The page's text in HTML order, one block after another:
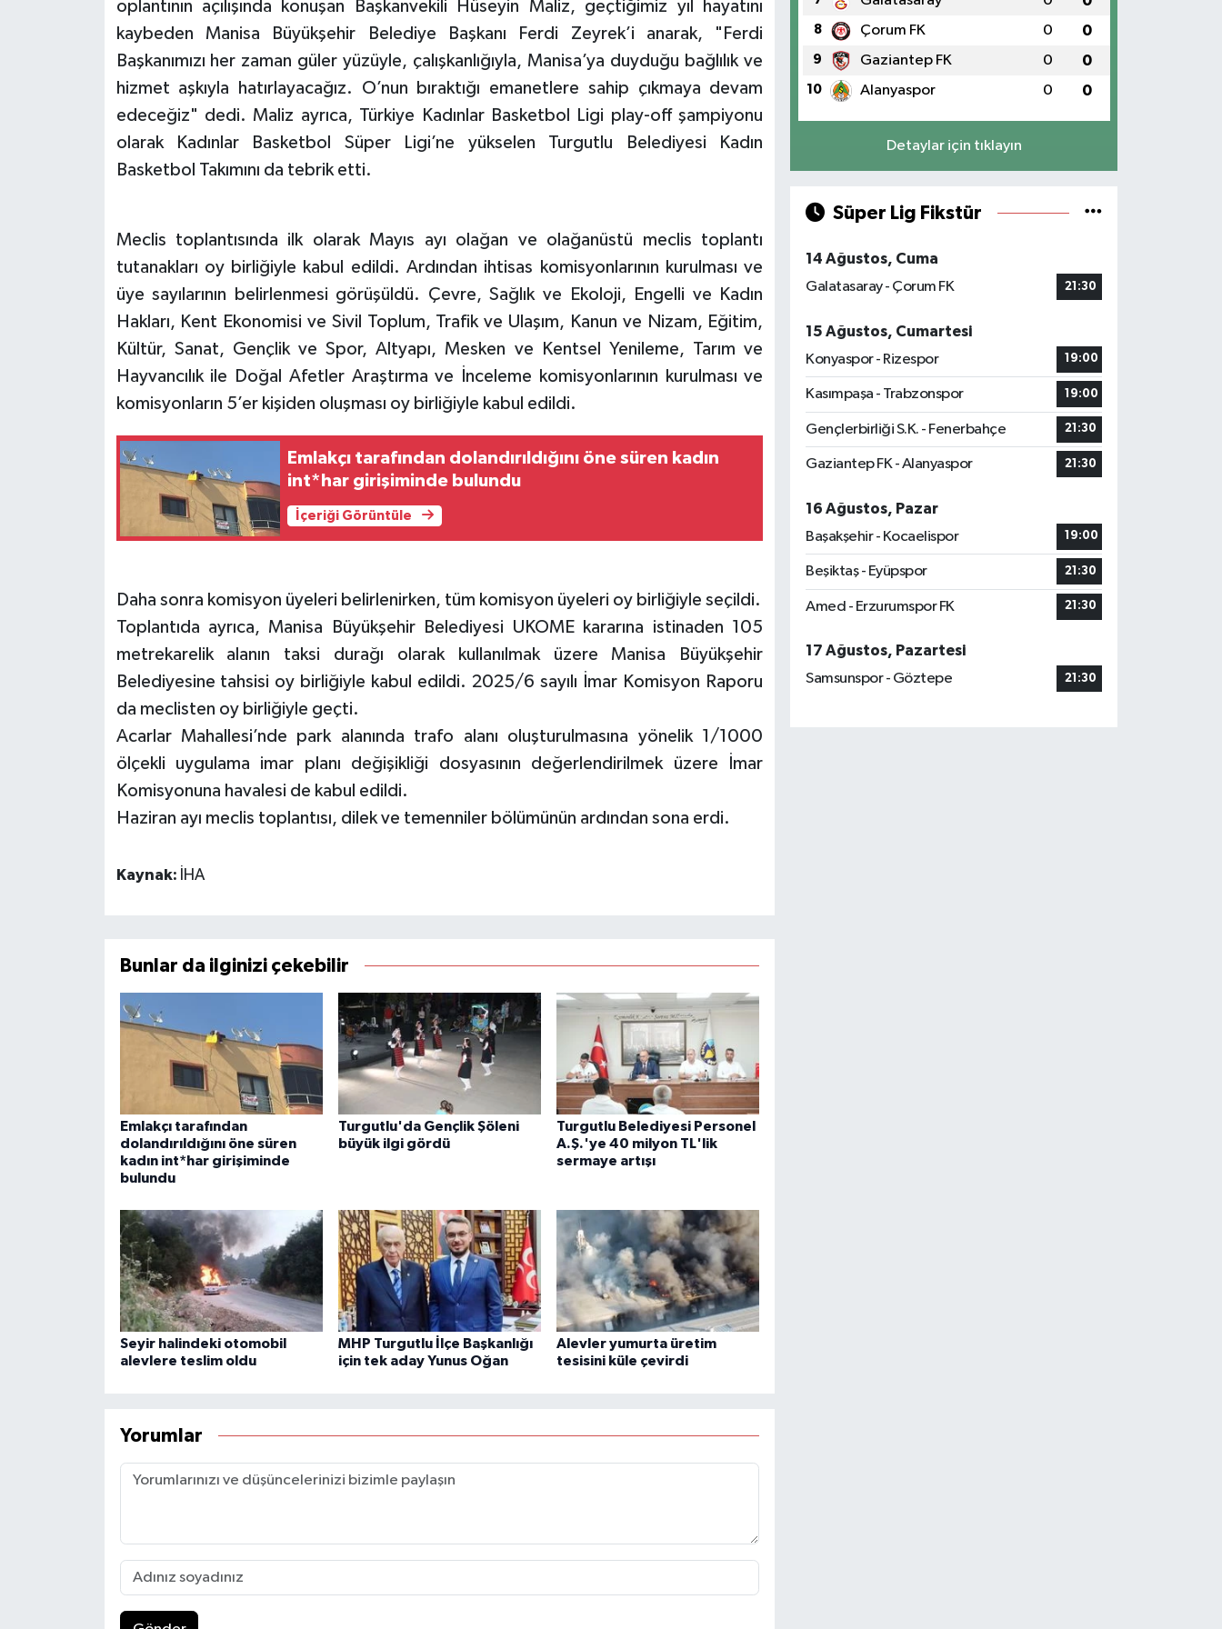
oplantının açılışında konuşan Başkanvekili Hüseyin Maliz, geçtiğimiz yıl hayatını
kaybeden Manisa Büyükşehir Belediye Başkanı Ferdi Zeyrek’i anarak, "Ferdi
Başkanımızı her zaman güler yüzüyle, çalışkanlığıyla, Manisa’ya duyduğu bağlılık ve
hizmet aşkıyla hatırlayacağız. O’nun bıraktığı emanetlere sahip çıkmaya devam
edeceğiz" dedi. Maliz ayrıca, Türkiye Kadınlar Basketbol Ligi play-off şampiyonu
olarak Kadınlar Basketbol Süper Ligi’ne yükselen Turgutlu Belediyesi Kadın
Basketbol Takımını da tebrik etti.
Meclis toplantısında ilk olarak Mayıs ayı olağan ve olağanüstü meclis toplantı
tutanakları oy birliğiyle kabul edildi. Ardından ihtisas komisyonlarının kurulması ve
üye sayılarının belirlenmesi görüşüldü. Çevre, Sağlık ve Ekoloji, Engelli ve Kadın
Hakları, Kent Ekonomisi ve Sivil Toplum, Trafik ve Ulaşım, Kanun ve Nizam, Eğitim,
Kültür, Sanat, Gençlik ve Spor, Altyapı, Mesken ve Kentsel Yenileme, Tarım ve
Hayvancılık ile Doğal Afetler Araştırma ve İnceleme komisyonlarının kurulması ve
komisyonların 5’er kişiden oluşması oy birliğiyle kabul edildi.
Emlakçı tarafından dolandırıldığını öne süren kadın
int*har girişiminde bulundu
İçeriği Görüntüle
Daha sonra komisyon üyeleri belirlenirken, tüm komisyon üyeleri oy birliğiyle seçildi.
Toplantıda ayrıca, Manisa Büyükşehir Belediyesi UKOME kararına istinaden 105
metrekarelik alanın taksi durağı olarak kullanılmak üzere Manisa Büyükşehir
Belediyesine tahsisi oy birliğiyle kabul edildi. 2025/6 sayılı İmar Komisyon Raporu
da meclisten oy birliğiyle geçti.
Acarlar Mahallesi’nde park alanında trafo alanı oluşturulmasına yönelik 1/1000
ölçekli uygulama imar planı değişikliği dosyasının değerlendirilmek üzere İmar
Komisyonuna havalesi de kabul edildi.
Haziran ayı meclis toplantısı, dilek ve temenniler bölümünün ardından sona erdi.
Kaynak: İHA
Bunlar da ilginizi çekebilir
Emlakçı tarafından
dolandırıldığını öne süren
kadın int*har girişiminde
bulundu
Turgutlu'da Gençlik Şöleni
büyük ilgi gördü
Turgutlu Belediyesi Personel
A.Ş.'ye 40 milyon TL'lik
sermaye artışı
Seyir halindeki otomobil
alevlere teslim oldu
MHP Turgutlu İlçe Başkanlığı
için tek aday Yunus Oğan
Alevler yumurta üretim
tesisini küle çevirdi
Yorumlar
8 Çorum FK 0 0
9 Gaziantep FK 0 0
10 Alanyaspor 0 0
Detaylar için tıklayın
Süper Lig Fikstür
14 Ağustos, Cuma
Galatasaray - Çorum FK
21:30
15 Ağustos, Cumartesi
Konyaspor - Rizespor
19:00
Kasımpaşa - Trabzonspor 19:00
Gençlerbirliği S.K. - Fenerbahçe 21:30
Gaziantep FK - Alanyaspor 21:30
16 Ağustos, Pazar
Başakşehir - Kocaelispor
19:00
Beşiktaş - Eyüpspor 21:30
Amed - Erzurumspor FK 21:30
17 Ağustos, Pazartesi
Samsunspor - Göztepe
21:30